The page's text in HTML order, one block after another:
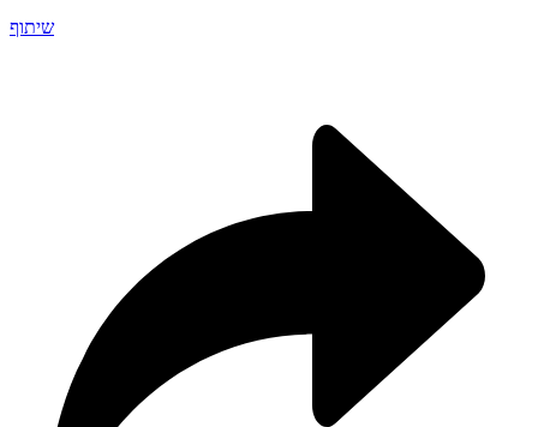
שיתוף